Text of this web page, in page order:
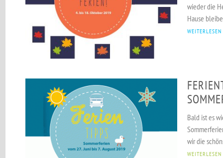
wieder die
Hause
WEITERLESEN
Bald ist es
wir die
WEITERLESEN